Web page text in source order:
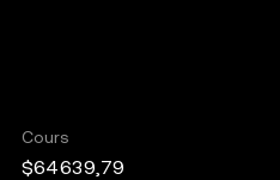
Cours
$64 639,79